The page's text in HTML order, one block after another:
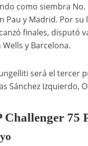
como siembra
Pau y Madrid. Por
finales, disputó
y Barcelona.
será el tercer
Sánchez Izquierdo,
Challenger 75